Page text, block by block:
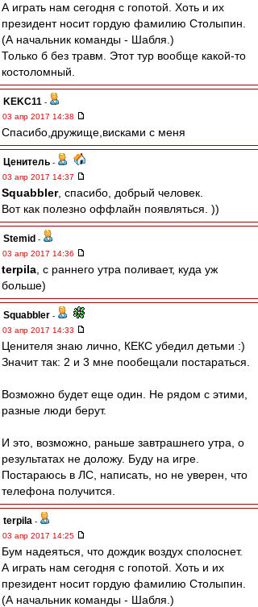
А играть нам сегодня с гопотой. Хоть и их
президент носит гордую фамилию Столыпин.
(А начальник команды - Шабля.)
Только б без травм. Этот тур вообще какой-то
костоломный.
KEKC11 -
03 апр 2017 14:38
Спасибо,дружище,висками с меня
Ценитель -
03 апр 2017 14:37
Squabbler, спасибо, добрый человек.
Вот как полезно оффлайн появляться. ))
Stemid -
03 апр 2017 14:36
terpila , с раннего утра поливает, куда уж
больше)
Squabbler -
03 апр 2017 14:33
Ценителя знаю лично, КЕКС убедил детьми :)
Значит так: 2 и 3 мне пообещали постараться.
Возможно будет еще один. Не рядом с этими,
разные люди берут.
И это, возможно, раньше завтрашнего утра, о
результатах не доложу. Буду на игре.
Постараюсь в ЛС, написать, но не уверен, что
телефона получится.
terpila -
03 апр 2017 14:25
Бум надеяться, что дождик воздух сполоснет.
А играть нам сегодня с гопотой. Хоть и их
президент носит гордую фамилию Столыпин.
(А начальник команды - Шабля.)